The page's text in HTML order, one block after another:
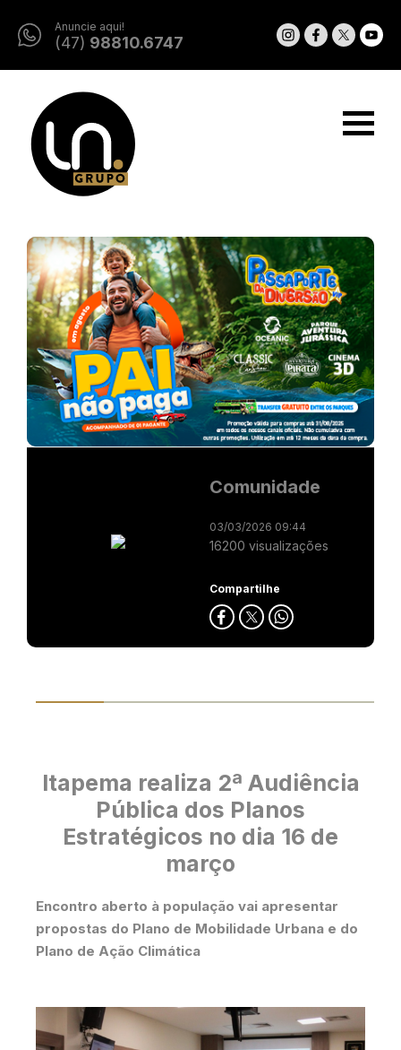
Anuncie aqui!
(47) 98810.6747
Comunidade
03/03/2026 09:44
16200 visualizações
Compartilhe
Itapema realiza 2ª Audiência
Pública dos Planos
Estratégicos no dia 16 de
março
Encontro aberto à população vai apresentar
propostas do Plano de Mobilidade Urbana e do
Plano de Ação Climática